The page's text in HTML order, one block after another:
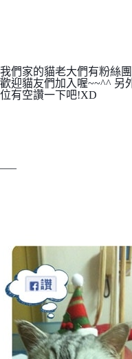
我們家的貓老大們有粉絲
歡迎貓友們加入喔~~^^ 另
位有空讚一下吧!XD
—–